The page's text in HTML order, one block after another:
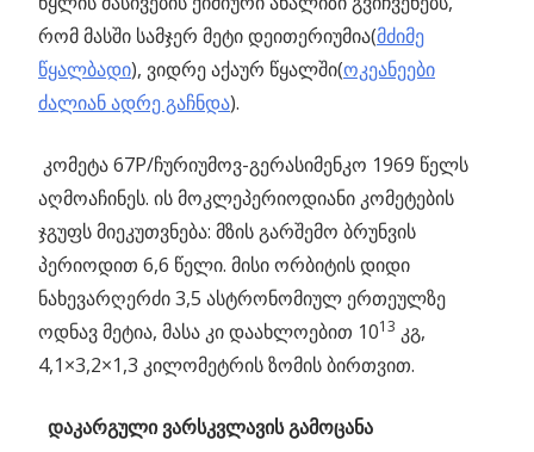
რომ მასში სამჯერ მეტი დეითერიუმია(მძიმე
წყალბადი), ვიდრე აქაურ წყალში(ოკეანეები
ძალიან ადრე გაჩნდა).
კომეტა 67P/ჩურიუმოვ-გერასიმენკო 1969 წელს
აღმოაჩინეს. ის მოკლეპერიოდიანი კომეტების
ჯგუფს მიეკუთვნება: მზის გარშემო ბრუნვის
პერიოდით 6,6 წელი. მისი ორბიტის დიდი
ნახევარღერძი 3,5 ასტრონომიულ ერთეულზე
ოდნავ მეტია, მასა კი დაახლოებით 1013 კგ,
4,1×3,2×1,3 კილომეტრის ზომის ბირთვით.
დაკარგული ვარსკვლავის გამოცანა